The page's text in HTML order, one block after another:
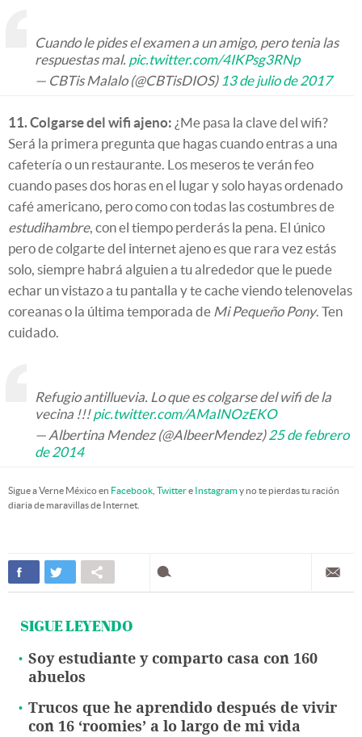
Cuando le pides el examen a un amigo, pero tenia las
respuestas mal. pic.twitter.com/4IKPsg3RNp
— CBTis Malalo (@CBTisDIOS) 13 de julio de 2017
11. Colgarse del wifi ajeno: ¿Me pasa la clave del wifi?
Será la primera pregunta que hagas cuando entras a una
cafetería o un restaurante. Los meseros te verán feo
cuando pases dos horas en el lugar y solo hayas ordenado
café americano, pero como con todas las costumbres de
estudihambre, con el tiempo perderás la pena. El único
pero de colgarte del internet ajeno es que rara vez estás
solo, siempre habrá alguien a tu alrededor que le puede
echar un vistazo a tu pantalla y te cache viendo telenovelas
coreanas o la última temporada de Mi Pequeño Pony. Ten
cuidado.
Refugio antilluevia. Lo que es colgarse del wifi de la
vecina !!!pic.twitter.com/AMaINOzEKO
— Albertina Mendez (@AlbeerMendez)25 de febrero
de 2014
Sigue a Verne México en Facebook Twittere Instagramy no te pierdas tu ración
diaria de maravillas de Internet.
SIGUE LEYENDO
Soy estudiante y comparto casa con 160
abuelos
Trucos que he aprendido después de vivir
con 16 ‘roomies’ a lo largo de mi vida